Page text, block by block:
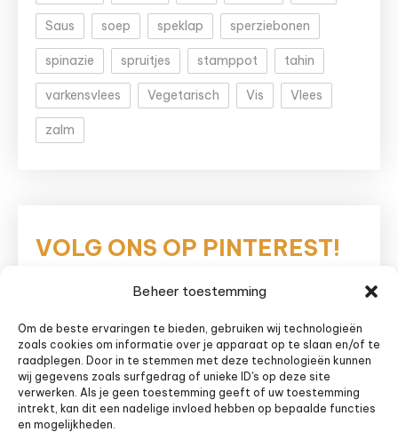
Beheer toestemming
Om de beste ervaringen te bieden, gebruiken wij technologieën
zoals cookies om informatie over je apparaat op te slaan en/of te
raadplegen. Door in te stemmen met deze technologieën kunnen
wij gegevens zoals surfgedrag of unieke ID's op deze site
verwerken. Als je geen toestemming geeft of uw toestemming
intrekt, kan dit een nadelige invloed hebben op bepaalde functies
en mogelijkheden.
Saus soep speklap sperziebonen
spinazie spruitjes stamppot tahin
varkensvlees Vegetarisch Vis Vlees
zalm
VOLG ONS OP PINTEREST!